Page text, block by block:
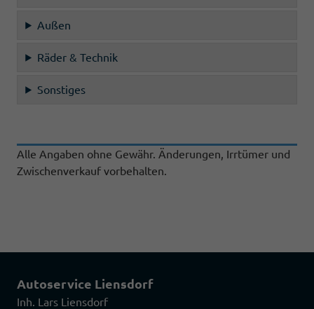
Außen
Räder & Technik
Sonstiges
Alle Angaben ohne Gewähr. Änderungen, Irrtümer und
Zwischenverkauf vorbehalten.
Autoservice Liensdorf
Inh. Lars Liensdorf